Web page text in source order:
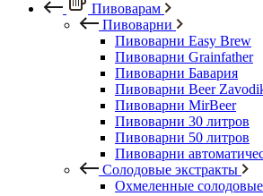
Пивоварам
Пивоварни
Пивоварни Easy Brew
Пивоварни Grainfather
Пивоварни Бавария
Пивоварни Beer
Пивоварни MirBeer
Пивоварни 30 литров
Пивоварни 50 литров
Пивоварни
Солодовые экстракты
Охмеленные